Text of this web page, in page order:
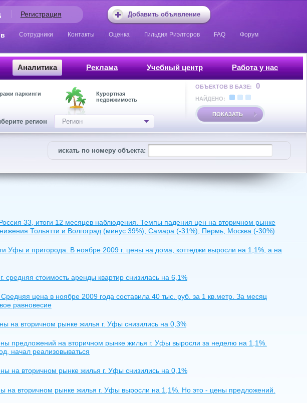
Добавить объявление
Регистрация
Сотрудники Контакты Оценка Гильдия Риэлторов FAQ Форум
Аналитика Реклама Учебный центр Работа у нас
паркинги
Курортная
недвижимость
регион Регион
ОБЪЕКТОВ В БАЗЕ: 0
НАЙДЕНО:
ПОКАЗАТЬ
искать по номеру объекта:
33, итоги 12 месяцев наблюдения. Темпы падения цен на вторичном рынке
Тольятти и Волгоград (минус 39%), Самара (-31%), Пермь, Москва (-30%)
Уфы и пригорода. В ноябре 2009 г. цены на дома, коттеджи выросли на 1,1%, а на
стоимость аренды квартир снизилась на 6,1%
цена в ноябре 2009 года составила 40 тыс. руб. за 1 кв.метр. За месяц
равновесие
на вторичном рынке жилья г. Уфы снизились на 0,3%
предложений на вторичном рынке жилья г. Уфы выросли за неделю на 1,1%.
начал реализовываться
на вторичном рынке жилья г. Уфы снизились на 0,1%
на вторичном рынке жилья г. Уфы выросли на 1,1%. Но это - цены предложений.